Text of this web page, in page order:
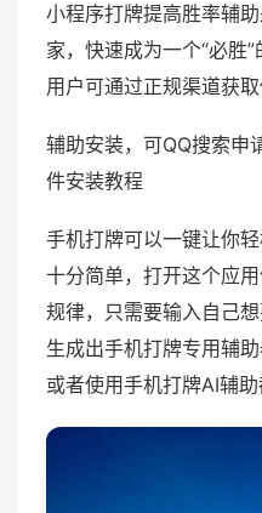
小程序打牌提高胜率辅
家，快速成为一个“必胜
用户可通过正规渠道获取
辅助安装，可QQ搜索
件安装教程
手机打牌可以一键让你
十分简单，打开这个应
规律，只需要输入自己
生成出手机打牌专用辅
或者使用手机打牌AI辅助